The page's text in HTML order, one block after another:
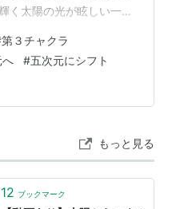
く太陽の光が眩しい一日
り、 発展や成長を後押
第３チャクラ
へ #五次元にシフト
もっと見る
12 ブックマーク